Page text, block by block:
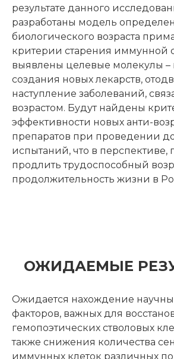
результате данного
разработаны модель
биологического возраста
критерии старения иммунной
выявлены целевые молекулы
создания новых лекарств,
наступление заболеваний,
возрастом. Будут найдены
эффективности новых анти-
препаратов при проведении
испытаний, что в перспективе,
продлить трудоспособный
продолжительность жизни в
ОЖИДАЕМЫЕ
Ожидается нахождение
факторов, важных для
гемопоэтических стволовых
также снижения количества
иммунных клеток различных